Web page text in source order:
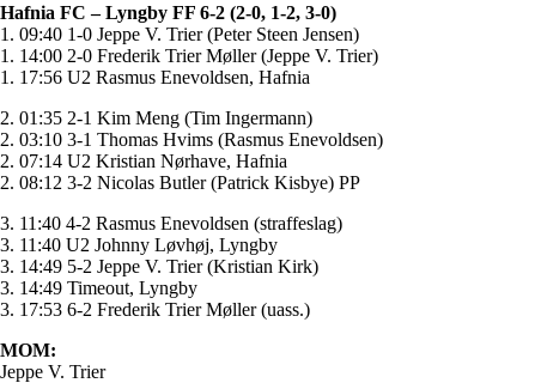
Hafnia FC – Lyngby FF 6-2 (2-0, 1-2, 3-0)
1. 09:40 1-0 Jeppe V. Trier (Peter Steen Jensen)
1. 14:00 2-0 Frederik Trier Møller (Jeppe V. Trier)
1. 17:56 U2 Rasmus Enevoldsen, Hafnia
2. 01:35 2-1 Kim Meng (Tim Ingermann)
2. 03:10 3-1 Thomas Hvims (Rasmus Enevoldsen)
2. 07:14 U2 Kristian Nørhave, Hafnia
2. 08:12 3-2 Nicolas Butler (Patrick Kisbye) PP
3. 11:40 4-2 Rasmus Enevoldsen (straffeslag)
3. 11:40 U2 Johnny Løvhøj, Lyngby
3. 14:49 5-2 Jeppe V. Trier (Kristian Kirk)
3. 14:49 Timeout, Lyngby
3. 17:53 6-2 Frederik Trier Møller (uass.)
MOM:
Jeppe V. Trier